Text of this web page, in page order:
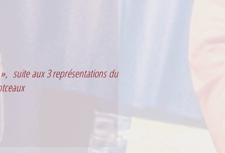
», suite aux 3 représentations du